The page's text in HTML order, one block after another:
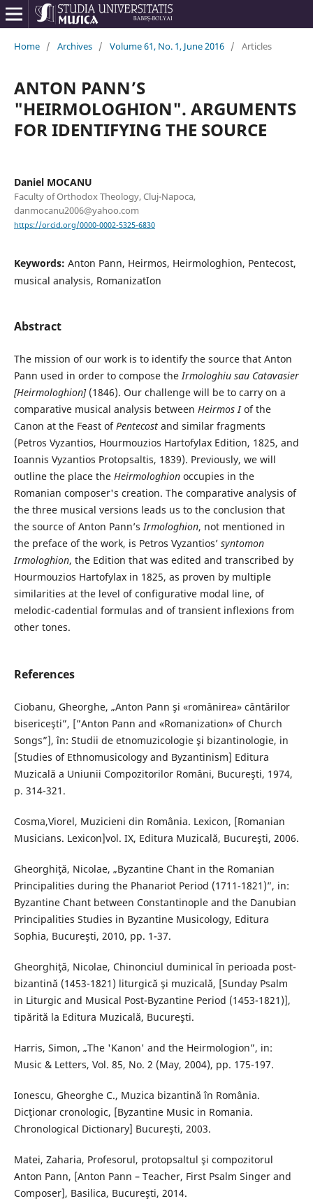
Home / Archives / Volume 61, No. 1, June 2016 / Articles
ANTON PANN’S
"HEIRMOLOGHION". ARGUMENTS
FOR IDENTIFYING THE SOURCE
Daniel MOCANU
Faculty of Orthodox Theology, Cluj-Napoca,
danmocanu2006@yahoo.com
https://orcid.org/0000-0002-5325-6830
Keywords: Anton Pann, Heirmos, Heirmologhion, Pentecost,
musical analysis, RomanizatIon
Abstract
The mission of our work is to identify the source that Anton
Pann used in order to compose theIrmologhiu sau Catavasier
[Heirmologhion](1846). Our challenge will be to carry on a
comparative musical analysis between Heirmos Iof the
Canon at the Feast ofPentecostand similar fragments
(Petros Vyzantios, Hourmouzios Hartofylax Edition, 1825, and
Ioannis Vyzantios Protopsaltis, 1839). Previously, we will
outline the place the Heirmologhionoccupies in the
Romanian composer's creation. The comparative analysis of
the three musical versions leads us to the conclusion that
the source of Anton Pann’sIrmologhion, not mentioned in
the preface of the work, is Petros Vyzantios’ syntomon
Irmologhion, the Edition that was edited and transcribed by
Hourmouzios Hartofylax in 1825, as proven by multiple
similarities at the level of configurative modal line, of
melodic-cadential formulas and of transient inflexions from
other tones.
References
Ciobanu, Gheorghe, „Anton Pann şi «românirea» cântărilor
bisericeşti”, [”Anton Pann and «Romanization» of Church
Songs”], în: Studii de etnomuzicologie şi bizantinologie, in
[Studies of Ethnomusicology and Byzantinism] Editura
Muzicală a Uniunii Compozitorilor Români, Bucureşti, 1974,
p. 314-321.
Cosma,Viorel, Muzicieni din România. Lexicon, [Romanian
Musicians. Lexicon]vol. IX, Editura Muzicală, Bucureşti, 2006.
Gheorghiţă, Nicolae, „Byzantine Chant in the Romanian
Principalities during the Phanariot Period (1711-1821)”, in:
Byzantine Chant between Constantinople and the Danubian
Principalities Studies in Byzantine Musicology, Editura
Sophia, Bucureşti, 2010, pp. 1-37.
Gheorghiţă, Nicolae, Chinonciul duminical în perioada post-
bizantină (1453-1821) liturgică şi muzicală, [Sunday Psalm
in Liturgic and Musical Post-Byzantine Period (1453-1821)],
tipărită la Editura Muzicală, Bucureşti.
Harris, Simon, „The 'Kanon' and the Heirmologion”, in:
Music & Letters, Vol. 85, No. 2 (May, 2004), pp. 175-197.
Ionescu, Gheorghe C., Muzica bizantină în România.
Dicţionar cronologic, [Byzantine Music in Romania.
Chronological Dictionary] Bucureşti, 2003.
Matei, Zaharia, Profesorul, protopsaltul şi compozitorul
Anton Pann, [Anton Pann – Teacher, First Psalm Singer and
Composer], Basilica, Bucureşti, 2014.